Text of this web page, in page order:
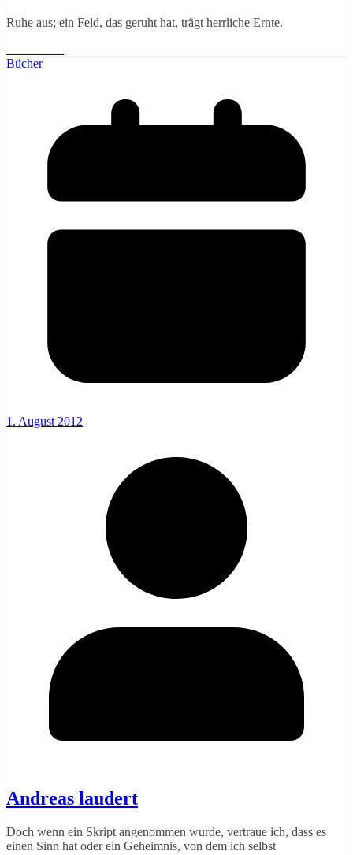
Ruhe aus; ein Feld, das geruht hat, trägt herrliche Ernte.
Bücher
1. August 2012
Andreas laudert
Doch wenn ein Skript angenommen wurde, vertraue ich, dass es
einen Sinn hat oder ein Geheimnis, von dem ich selbst